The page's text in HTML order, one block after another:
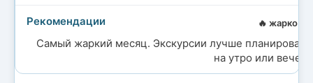
🔥 жарко
Самый жаркий месяц. Экскурсии лучше планировать
на утро или вечер.